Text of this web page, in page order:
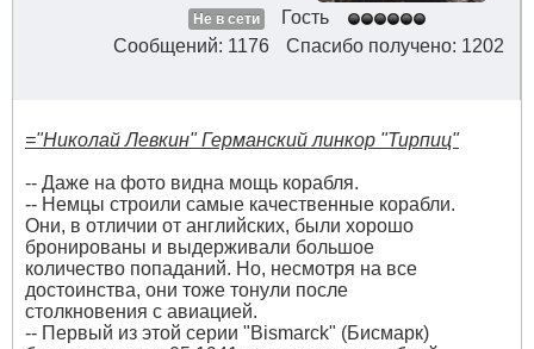
Не в сети
Гость
Сообщений: 1176
Спасибо получено: 1202
="Николай Левкин" Германский линкор "Тирпиц"
-- Даже на фото видна мощь корабля.
-- Немцы строили самые качественные корабли.
Они, в отличии от английских, были хорошо
бронированы и выдерживали большое
количество попаданий. Но, несмотря на все
достоинства, они тоже тонули после
столкновения с авиацией.
-- Первый из этой серии "Bismarck" (Бисмарк)